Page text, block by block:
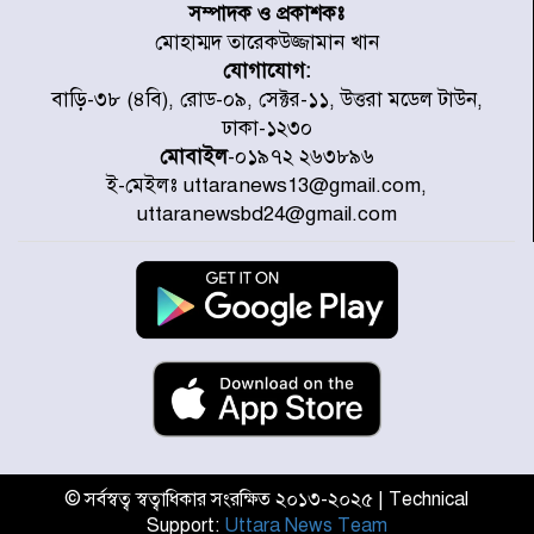
পরিষ্কার-পরিচ্ছন্নতা অভিযান
ডিএমপির অভিযানে ২৪ ঘণ্টায় গ্রেপ্তার
৫০৪, উদ্ধার মাদক-অস্ত্র
সন্দ্বীপের চরে বিপদে পড়া কচ্ছপ উদ্ধার
সাগরে অবমুক্ত
মাতারবাড়ী পৌঁছে নির্ধারিত কর্মসূচিতে
যোগ দিয়েছেন প্রধানমন্ত্রী
জাতীয় সাংবাদিক সংস্থার পিরোজপুর
জেলা কমিটি অনুমোদন
গণঅভ্যুত্থানের তথ্য বিশ্বমিডিয়ায় পৌঁছে
সম্পাদক ও প্রকাশকঃ
মোহাম্মদ তারেকউজ্জামান খান
যোগাযোগ:
বাড়ি-৩৮ (৪বি), রোড-০৯, সেক্টর-১১, উত্তরা মডেল টাউন,
ঢাকা-১২৩০
মোবাইল-০১৯৭২ ২৬৩৮৯৬
ই-মেইলঃ uttaranews13@gmail.com,
uttaranewsbd24@gmail.com
© সর্বস্বত্ব স্বত্বাধিকার সংরক্ষিত ২০১৩-২০২৫ | Technical
Support: Uttara News Team